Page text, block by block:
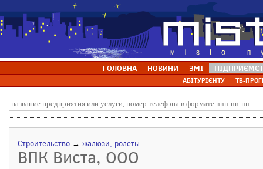
ГОЛОВНА НОВИНИ ЗМІ
АБІТУРІЄНТУ ТВ-
Строительство → жалюзи, ролеты
ВПК Виста, ООО